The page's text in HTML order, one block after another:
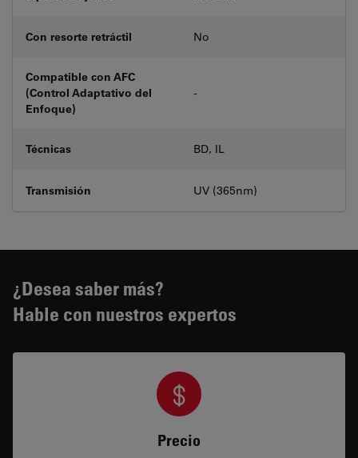
Con resorte retráctil No
Compatible con AFC
(Control Adaptativo del
Enfoque)
-
Técnicas BD, IL
Transmisión UV (365nm)
¿Desea saber más?
Hable con nuestros expertos
Precio